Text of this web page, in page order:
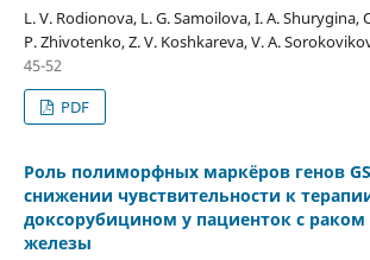
L. V. Rodionova, L. G. Samoilova, I. A. Shurygina,
P. Zhivotenko, Z. V. Koshkareva, V. A.
45-52
PDF
Роль полиморфных маркёров генов
снижении чувствительности к
доксорубицином у пациенток с
железы